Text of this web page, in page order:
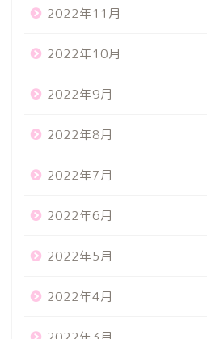
2022年11月
2022年10月
2022年9月
2022年8月
2022年7月
2022年6月
2022年5月
2022年4月